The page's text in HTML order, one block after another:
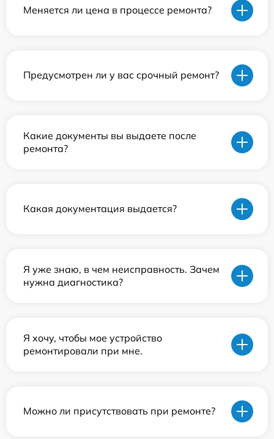
Меняется ли цена в процессе ремонта?
Предусмотрен ли у вас срочный ремонт?
Какие документы вы выдаете после
ремонта?
Какая документация выдается?
Я уже знаю, в чем неисправность. Зачем
нужна диагностика?
Я хочу, чтобы мое устройство
ремонтировали при мне.
Можно ли присутствовать при ремонте?